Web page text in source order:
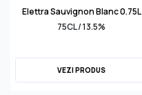
Elettra Sauvignon Blanc 0.75L
75CL / 13.5%
VEZI PRODUS